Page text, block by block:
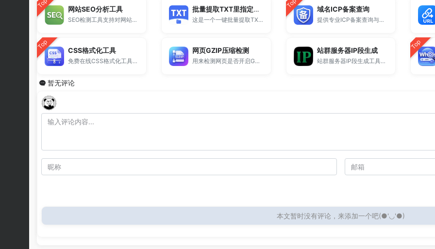
Top 网站SEO分析工具
SEO检测工具支持对网站页面进行全面SEO分析，检测标题、关键词、结构及常见优化问题，生成SEO分析报告，帮助提升网站排名与搜索引擎表现。
批量提取TXT里指定内容
这是一个一键批量提取TXT里指定内容的工具。
Top 域名ICP备案查询
提供专业ICP备案查询与网站备案信息查询服务，支持域名备案号查询、网站是否备案检测及备案信息快速获取，适用于站长工具、域名检测与SEO分析。
Top CSS格式化工具
免费在线CSS格式化工具，支持CSS代码美化、压缩和一键整理结构。
网页GZIP压缩检测
用来检测网页是否开启GZIP压缩。
站群服务器IP段生成
站群服务器IP段生成工具，支持批量输入 IP 区间并自动展开为完整IP列表，适用于站群部署、SEO分布系统、CDN节点管理、服务器运维等场景，永久免费使用。
Top
暂无评论
本文暂时没有评论，来添加一个吧(●'◡'●)